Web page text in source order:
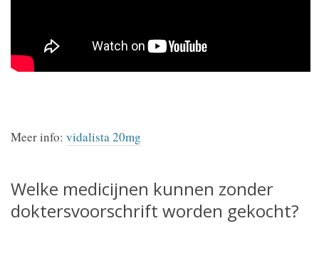
Meer info: vidalista 20mg
Welke medicijnen kunnen zonder
doktersvoorschrift worden gekocht?